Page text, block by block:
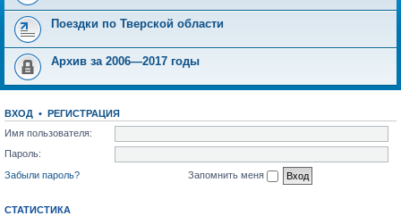
Поездки по Тверской области
Архив за 2006—2017 годы
ВХОД • РЕГИСТРАЦИЯ
Имя пользователя:
Пароль:
Забыли пароль?
Запомнить меня
СТАТИСТИКА